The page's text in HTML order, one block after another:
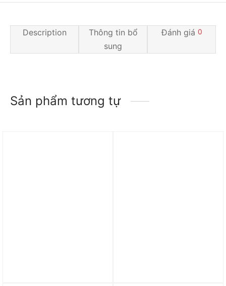
Description
Thông tin bổ
sung
Đánh giá 0
Sản phẩm tương tự